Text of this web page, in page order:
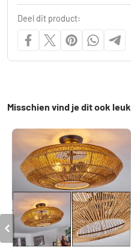
Deel dit product:
Misschien vind je dit ook leuk